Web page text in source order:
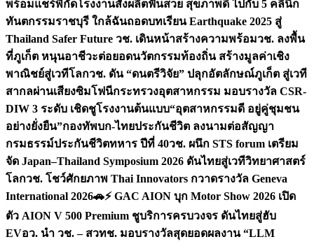
พร้อมแชร์พิกัดโรงงานสั่งผลิตฟันสวย สุขภาพดี ไปกับ 5 คลินิก
ทันตกรรมราชบุรี ใกล้ฉันถอดบทเรียน Earthquake 2025 สู่
Thailand Safer Future วช. เดินหน้าสร้างความพร้อมวช. ลงพื้น
ที่ภูเก็ต หนุนอาชีวะต่อยอดนวัตกรรมท้องถิ่น สร้างมูลค่าเชิง
พาณิชย์สู่เวทีโลกวช. ดัน “ดนตรีวิจัย” ปลุกอัตลักษณ์ภูเก็ต สู่เวที
สากลผ่านเสียงซิมโฟนีกระทรวงอุตสาหกรรม มอบรางวัล CSR-
DIW 3 ระดับ เชิดชูโรงงานต้นแบบ“อุตสาหกรรมดี อยู่คู่ชุมชน
อย่างยั่งยืน”กองทัพบก-ไทยประกันชีวิต ลงนามต่อสัญญา
กรมธรรม์ประกันชีวิตทหาร ปีที่ 40วช. ผนึก STS forum เตรียม
จัด Japan–Thailand Symposium 2026 ดันไทยสู่เวทีวิทยาศาสตร์
โลกวช. โชว์ศักยภาพ Thai Innovators กวาดรางวัล Geneva
International 2026🚗⚡️ GAC AION บุก Motor Show 2026 เปิด
ตัว AION V 500 Premium ชูบริการครบวงจร ดันไทยสู่ฮับ
EVอว. นำ วช. – สวทช. มอบรางวัลสุดยอดผลงาน “LLM